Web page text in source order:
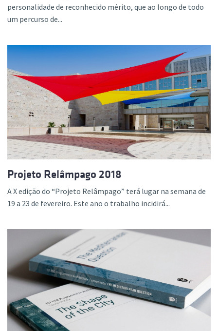
personalidade de reconhecido mérito, que ao longo de todo
um percurso de...
Projeto Relâmpago 2018
A X edição do “Projeto Relâmpago” terá lugar na semana de
19 a 23 de fevereiro. Este ano o trabalho incidirá...